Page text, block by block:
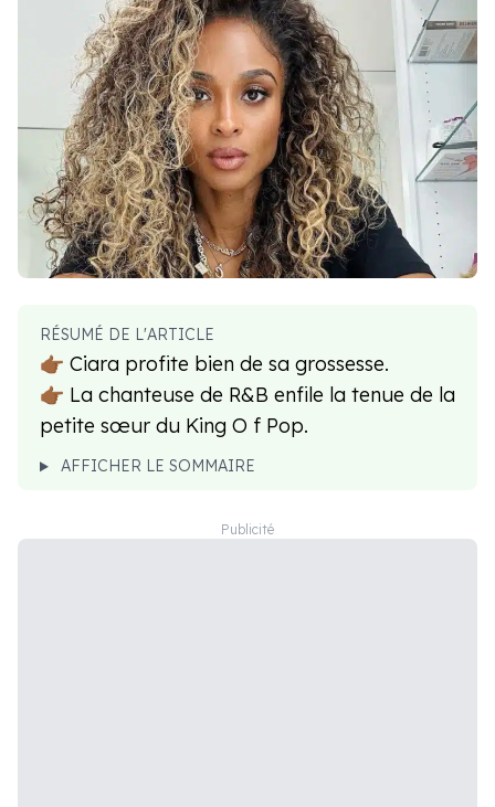
RÉSUMÉ DE L'ARTICLE
👉🏾 Ciara profite bien de sa grossesse.
👉🏾 La chanteuse de R&B enfile la tenue de la
petite sœur du King O f Pop.
AFFICHER LE SOMMAIRE